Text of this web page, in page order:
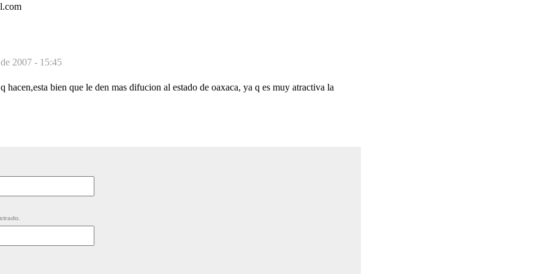
2007 - 15:45
hacen,esta bien que le den mas difucion al estado de oaxaca, ya q es muy atractiva la